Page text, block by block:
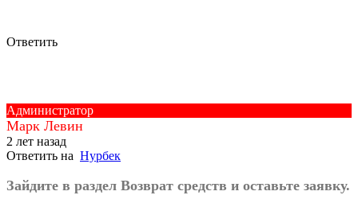
Ответить
Администратор
Марк Левин
2 лет назад
Ответить на Нурбек
Зайдите в раздел Возврат средств и оставьте заявку.